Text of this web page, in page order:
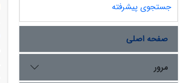
جستجوی پیشرفته
صفحه اصلی
مرور